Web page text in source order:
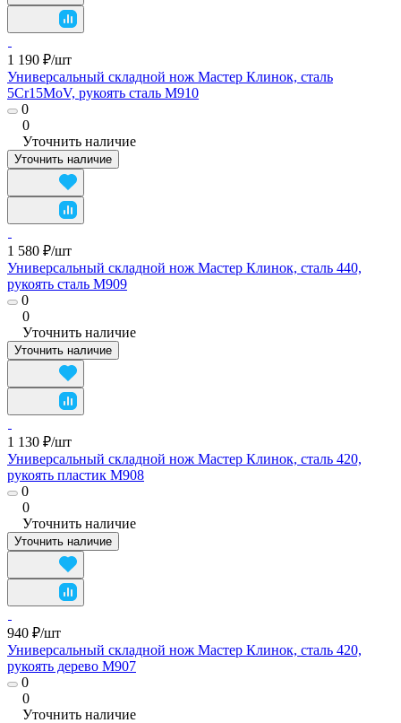
1 190 ₽/шт
Универсальный складной нож Мастер Клинок, сталь
5Cr15MoV, рукоять сталь M910
0
0
Уточнить наличие
Уточнить наличие
1 580 ₽/шт
Универсальный складной нож Мастер Клинок, сталь 440,
рукоять сталь M909
0
0
Уточнить наличие
Уточнить наличие
1 130 ₽/шт
Универсальный складной нож Мастер Клинок, сталь 420,
рукоять пластик M908
0
0
Уточнить наличие
Уточнить наличие
940 ₽/шт
Универсальный складной нож Мастер Клинок, сталь 420,
рукоять дерево M907
0
0
Уточнить наличие